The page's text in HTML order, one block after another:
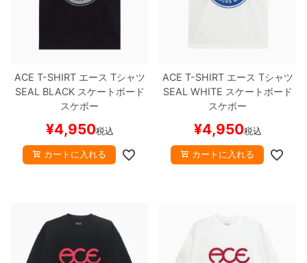
ACE T-SHIRTエース Tシャツ
SEAL BLACKスケートボード
スケボー
¥4,950税込
カートに入れる
ACE T-SHIRTエース Tシャツ
SEAL WHITE スケートボード
スケボー
¥4,950税込
カートに入れる